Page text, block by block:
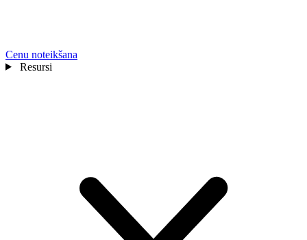
Cenu noteikšana
Resursi